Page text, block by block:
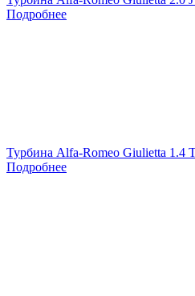
Подробнее
Турбина Alfa-Romeo Giulietta 1.4
Подробнее